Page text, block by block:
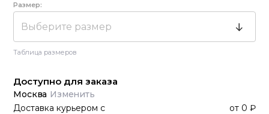
Размер:
Выберите размер
Таблица размеров
Доступно для заказа
Москва Изменить
Доставка курьером с от 0 ₽